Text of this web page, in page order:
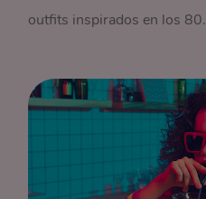
outfits inspirados en los 80.